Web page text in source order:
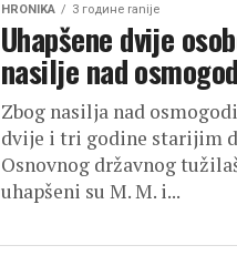
HRONIKA 3 године ranije
Uhapšene dvije
nasilje nad
Zbog nasilja nad
dvije i tri godine starijim
Osnovnog državnog
uhapšeni su M. M. i...